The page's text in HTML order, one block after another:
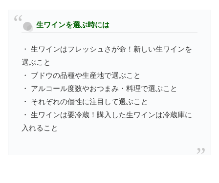
生ワインを選ぶ時には
・ 生ワインはフレッシュさが命！新しい生ワインを
選ぶこと
・ ブドウの品種や生産地で選ぶこと
・ アルコール度数やおつまみ・料理で選ぶこと
・ それぞれの個性に注目して選ぶこと
・ 生ワインは要冷蔵！購入した生ワインは冷蔵庫に
入れること